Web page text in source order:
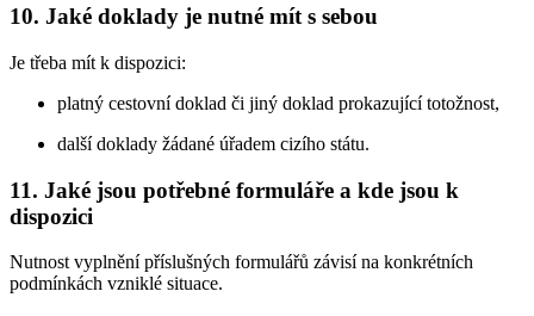
10. Jaké doklady je nutné mít s sebou
Je třeba mít k dispozici:
platný cestovní doklad či jiný doklad prokazující totožnost,
další doklady žádané úřadem cizího státu.
11. Jaké jsou potřebné formuláře a kde jsou k
dispozici
Nutnost vyplnění příslušných formulářů závisí na konkrétních
podmínkách vzniklé situace.